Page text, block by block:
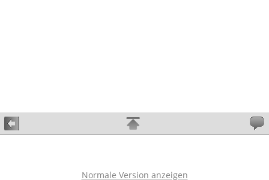
Normale Version anzeigen